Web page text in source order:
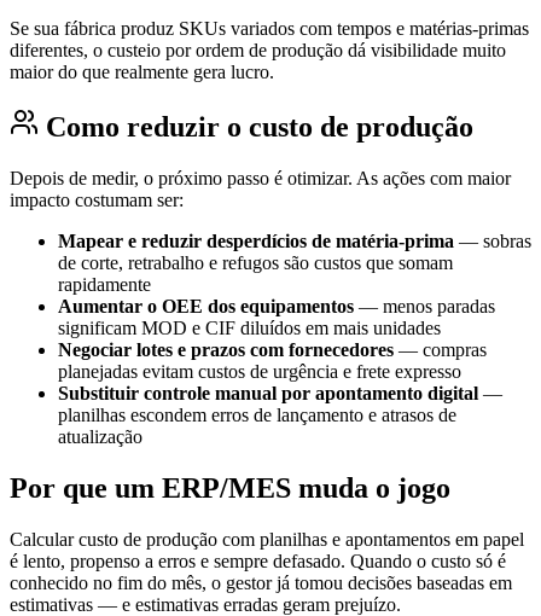
Se sua fábrica produz SKUs variados com tempos e matérias-primas
diferentes, o custeio por ordem de produção dá visibilidade muito
maior do que realmente gera lucro.
Como reduzir o custo de produção
Depois de medir, o próximo passo é otimizar. As ações com maior
impacto costumam ser:
Mapear e reduzir desperdícios de matéria-prima — sobras
de corte, retrabalho e refugos são custos que somam
rapidamente
Aumentar o OEE dos equipamentos — menos paradas
significam MOD e CIF diluídos em mais unidades
Negociar lotes e prazos com fornecedores — compras
planejadas evitam custos de urgência e frete expresso
Substituir controle manual por apontamento digital —
planilhas escondem erros de lançamento e atrasos de
atualização
Por que um ERP/MES muda o jogo
Calcular custo de produção com planilhas e apontamentos em papel
é lento, propenso a erros e sempre defasado. Quando o custo só é
conhecido no fim do mês, o gestor já tomou decisões baseadas em
estimativas — e estimativas erradas geram prejuízo.